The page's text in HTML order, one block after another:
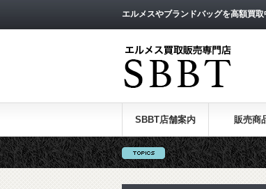
エルメスやブランドバッグを高額買
SBBT店舗案内 販売商